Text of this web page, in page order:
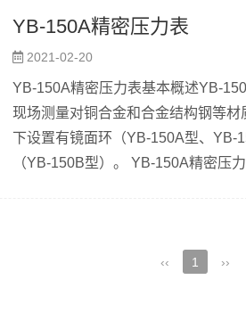
大允许误差是压力表的量程与准确
更换准确度高一级的不锈钢压力表...
YB-150A精密压力表
2021-02-20
YB-150A精密压力表基本概述YB-
现场测量对铜合金和合金结构钢等
下设置有镜面环（YB-150A型、YB-
（YB-150B型）。 YB-150A精密压
‹‹ 1 ››